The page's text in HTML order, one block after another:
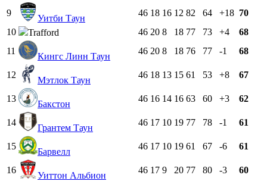
9
Уитби Таун
46 18 16 12 82 64 +18 70
10
Trafford 46 20 8 18 77 73 +4
68
11
Кингс Линн Таун
46 20 8 18 76 77 -1 68
12
Мэтлок Таун
46 18 13 15 61 53 +8 67
13
Бакстон
46 16 14 16 63 60 +3 62
14
Грантем Таун
46 17 10 19 77 78 -1 61
15
Барвелл
46 17 10 19 61 67 -6 61
16
Уиттон Альбион
46 17 9 20 77 80 -3 60